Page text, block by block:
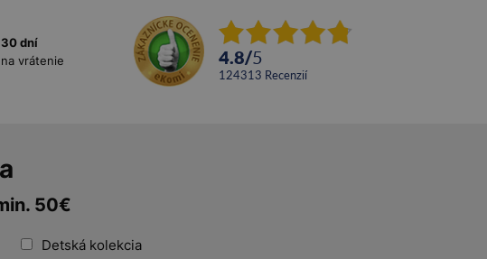
30 dní
na vrátenie
4.8/5
124313 recenzií
50€
Detská kolekcia